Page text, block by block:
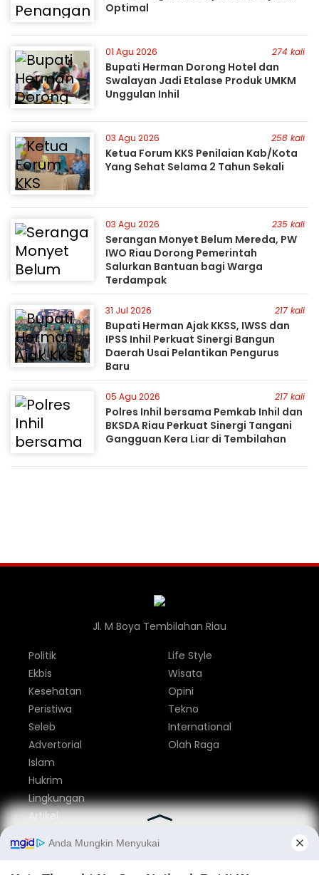
Optimal
01 Agu 2026 274 kali
Bupati Herman Dorong Hotel dan
Swalayan Jadi Etalase Produk UMKM
Unggulan Inhil
03 Agu 2026 258 kali
Ketua Forum KKS Penilaian Kab/Kota
Yang Sehat Selama 2 Tahun Sekali
03 Agu 2026 235 kali
Serangan Monyet Belum Mereda, PW
IWO Riau Dorong Pemerintah
Salurkan Bantuan bagi Warga
Terdampak
31 Jul 2026 217 kali
Bupati Herman Ajak KKSS, IWSS dan
IPSS Inhil Perkuat Sinergi Bangun
Daerah Usai Pelantikan Pengurus
Baru
05 Agu 2026 217 kali
Polres Inhil bersama Pemkab Inhil dan
BKSDA Riau Perkuat Sinergi Tangani
Gangguan Kera Liar di Tembilahan
Jl. M Boya Tembilahan Riau
Politik
Ekbis
Kesehatan
Peristiwa
Seleb
Advertorial
Life Style
Wisata
Opini
Tekno
International
Olah Raga
Islam
Hukrim
Lingkungan
Artikel
Parlemen
Nasional